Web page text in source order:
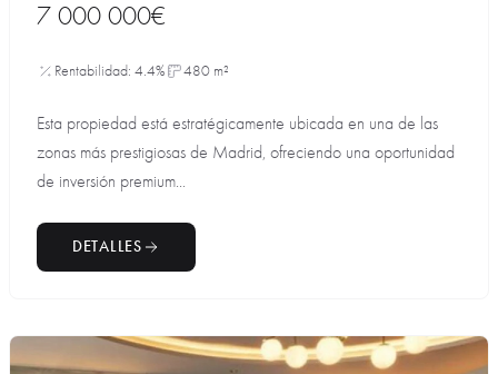
7 000 000€
Rentabilidad: 4.4% 480 m²
Esta propiedad está estratégicamente ubicada en una de las
zonas más prestigiosas de Madrid, ofreciendo una oportunidad
de inversión premium...
DETALLES